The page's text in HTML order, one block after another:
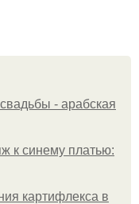
- арабская
к синему платью:
картифлекса в